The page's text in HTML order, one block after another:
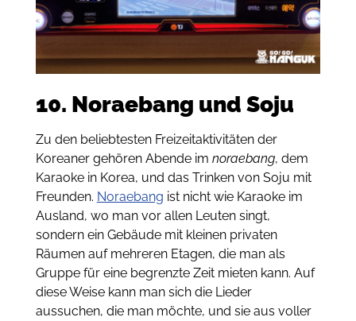
10. Noraebang und Soju
Zu den beliebtesten Freizeitaktivitäten der
Koreaner gehören Abende im noraebang, dem
Karaoke in Korea, und das Trinken von Soju mit
Freunden. Noraebang ist nicht wie Karaoke im
Ausland, wo man vor allen Leuten singt,
sondern ein Gebäude mit kleinen privaten
Räumen auf mehreren Etagen, die man als
Gruppe für eine begrenzte Zeit mieten kann. Auf
diese Weise kann man sich die Lieder
aussuchen, die man möchte, und sie aus voller